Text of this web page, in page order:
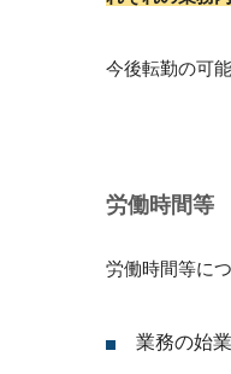
今後転勤の可
労働時間等
労働時間等に
業務の始